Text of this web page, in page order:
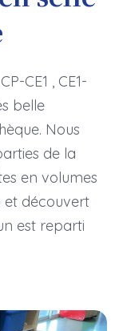
CE1 , CE1-
belle
Nous
de la
en volumes
et découvert
est reparti